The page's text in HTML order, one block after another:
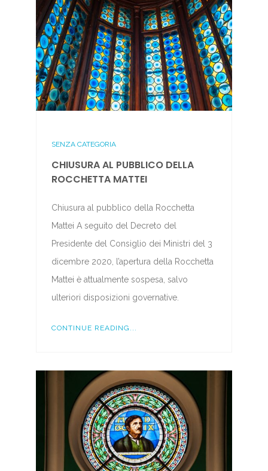
SENZA CATEGORIA
CHIUSURA AL PUBBLICO DELLA
ROCCHETTA MATTEI
Chiusura al pubblico della Rocchetta
Mattei A seguito del Decreto del
Presidente del Consiglio dei Ministri del 3
dicembre 2020, l’apertura della Rocchetta
Mattei è attualmente sospesa, salvo
ulteriori disposizioni governative.
CONTINUE READING...